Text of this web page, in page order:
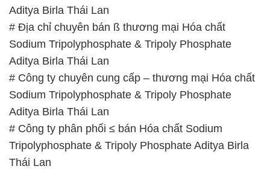
Aditya Birla Thái Lan
# Địa chỉ chuyên bán ß thương mại Hóa chất
Sodium Tripolyphosphate & Tripoly Phosphate
Aditya Birla Thái Lan
# Công ty chuyên cung cấp – thương mại Hóa chất
Sodium Tripolyphosphate & Tripoly Phosphate
Aditya Birla Thái Lan
# Công ty phân phối ≤ bán Hóa chất Sodium
Tripolyphosphate & Tripoly Phosphate Aditya Birla
Thái Lan